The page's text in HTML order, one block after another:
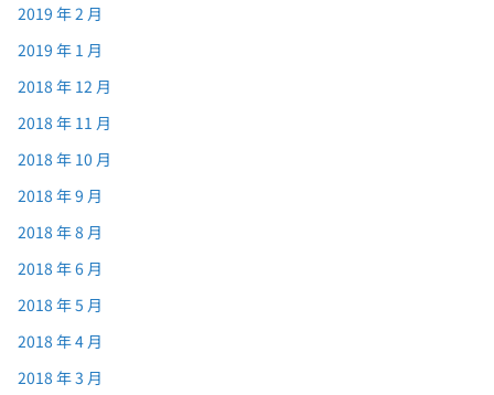
2019 年 2 月
2019 年 1 月
2018 年 12 月
2018 年 11 月
2018 年 10 月
2018 年 9 月
2018 年 8 月
2018 年 6 月
2018 年 5 月
2018 年 4 月
2018 年 3 月